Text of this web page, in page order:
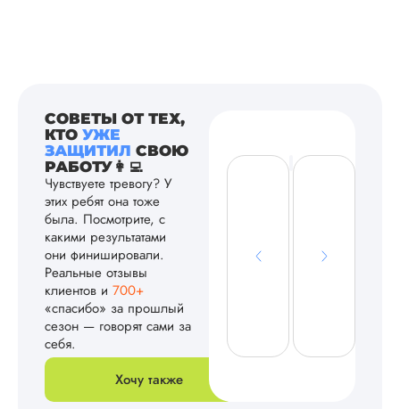
СОВЕТЫ ОТ ТЕХ,
КТО УЖЕ
ЗАЩИТИЛ СВОЮ
РАБОТУ👩‍💻
Чувствуете тревогу? У
этих ребят она тоже
была. Посмотрите, с
какими результатами
они финишировали.
Реальные отзывы
клиентов и 700+
«спасибо» за прошлый
сезон — говорят сами за
себя.
Хочу также